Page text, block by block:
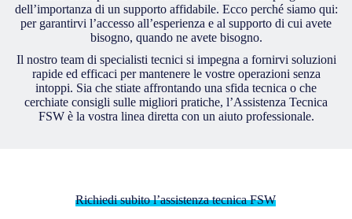
dell’importanza di un supporto affidabile. Ecco perché siamo qui:
per garantirvi l’accesso all’esperienza e al supporto di cui avete
bisogno, quando ne avete bisogno.
Il nostro team di specialisti tecnici si impegna a fornirvi soluzioni
rapide ed efficaci per mantenere le vostre operazioni senza
intoppi. Sia che stiate affrontando una sfida tecnica o che
cerchiate consigli sulle migliori pratiche, l’Assistenza Tecnica
FSW è la vostra linea diretta con un aiuto professionale.
Richiedi subito l’assistenza tecnica FSW